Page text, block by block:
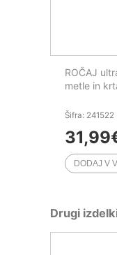
ROČAJ
metle in
Šifra: 241522
31,99
Drugi